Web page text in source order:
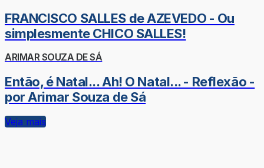
FRANCISCO SALLES de AZEVEDO - Ou
simplesmente CHICO SALLES!
ARIMAR SOUZA DE SÁ
Então, é Natal... Ah! O Natal... - Reflexão -
por Arimar Souza de Sá
Veja mais